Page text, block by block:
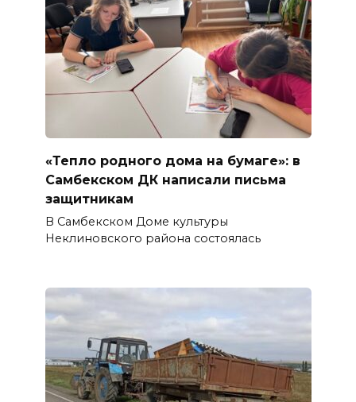
«Тепло родного дома на бумаге»: в
Самбекском ДК написали письма
защитникам
В Самбекском Доме культуры
Неклиновского района состоялась